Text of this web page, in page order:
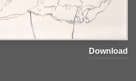
Download